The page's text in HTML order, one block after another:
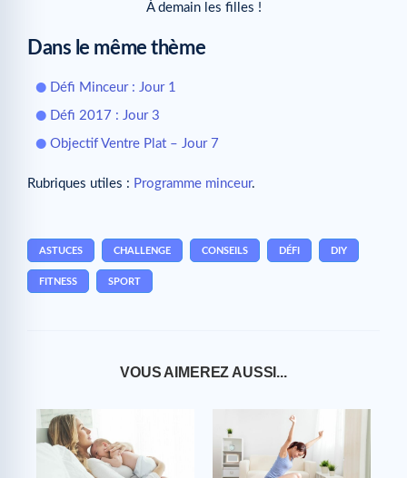
À demain les filles !
Dans le même thème
Défi Minceur : Jour 1
Défi 2017 : Jour 3
Objectif Ventre Plat – Jour 7
Rubriques utiles : Programme minceur.
ASTUCES CHALLENGE CONSEILS DÉFI DIY
FITNESS SPORT
VOUS AIMEREZ AUSSI...